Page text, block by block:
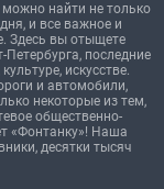
можно найти не только
и все важное и
Здесь вы отыщете
последние
искусстве.
и автомобили,
некоторые из тем,
общественно-
«Фонтанку»! Наша
десятки тысяч